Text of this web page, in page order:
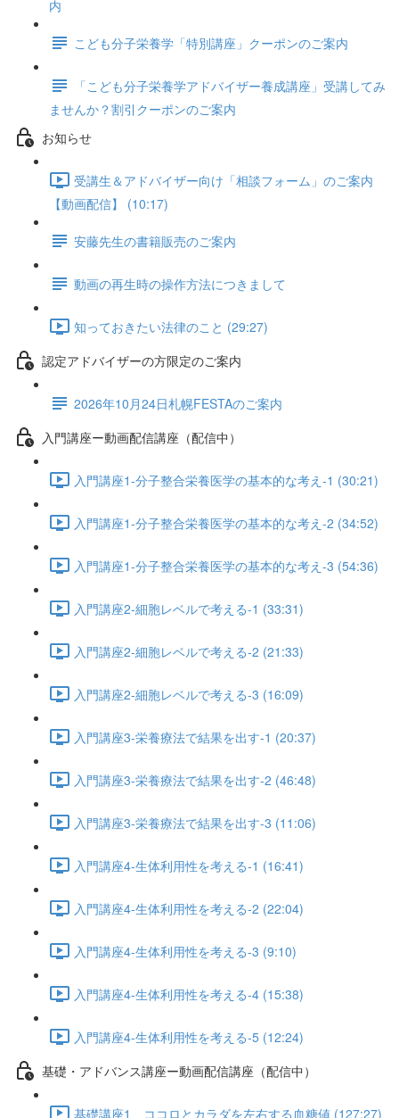
内
こども分子栄養学「特別講座」クーポンのご案内
「こども分子栄養学アドバイザー養成講座」受講してみ
ませんか？割引クーポンのご案内
お知らせ
受講生＆アドバイザー向け「相談フォーム」のご案内
【動画配信】 (10:17)
安藤先生の書籍販売のご案内
動画の再生時の操作方法につきまして
知っておきたい法律のこと (29:27)
認定アドバイザーの方限定のご案内
2026年10月24日札幌FESTAのご案内
入門講座ー動画配信講座（配信中）
入門講座1-分子整合栄養医学の基本的な考え-1 (30:21)
入門講座1-分子整合栄養医学の基本的な考え-2 (34:52)
入門講座1-分子整合栄養医学の基本的な考え-3 (54:36)
入門講座2-細胞レベルで考える-1 (33:31)
入門講座2-細胞レベルで考える-2 (21:33)
入門講座2-細胞レベルで考える-3 (16:09)
入門講座3-栄養療法で結果を出す-1 (20:37)
入門講座3-栄養療法で結果を出す-2 (46:48)
入門講座3-栄養療法で結果を出す-3 (11:06)
入門講座4-生体利用性を考える-1 (16:41)
入門講座4-生体利用性を考える-2 (22:04)
入門講座4-生体利用性を考える-3 (9:10)
入門講座4-生体利用性を考える-4 (15:38)
入門講座4-生体利用性を考える-5 (12:24)
基礎・アドバンス講座ー動画配信講座（配信中）
基礎講座1 ココロとカラダを左右する血糖値 (127:27)